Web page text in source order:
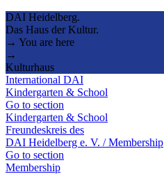
DAI Heidelberg.
Das Haus der Kultur.
→ You are here
→
Kulturhaus
International DAI
Kindergarten & School
Go to section
Kindergarten & School
Freundeskreis des
DAI Heidelberg e. V. / Membership
Go to section
Membership